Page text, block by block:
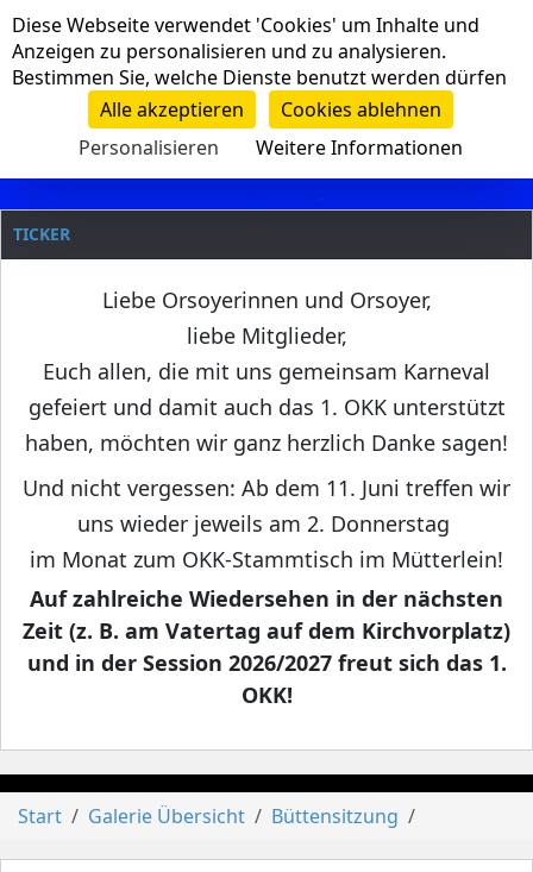
Navigation
Clanname
TICKER
Liebe Orsoyerinnen und Orsoyer,
liebe Mitglieder,
Euch allen, die mit uns gemeinsam Karneval
gefeiert und damit auch das 1. OKK unterstützt
haben, möchten wir ganz herzlich Danke sagen!
Und nicht vergessen: Ab dem 11. Juni treffen wir
uns wieder jeweils am 2. Donnerstag
im Monat zum OKK-Stammtisch im Mütterlein!
Auf zahlreiche Wiedersehen in der nächsten
Zeit (z. B. am Vatertag auf dem Kirchvorplatz)
und in der Session 2026/2027 freut sich das 1.
OKK!
Start Galerie Übersicht Büttensitzung
Cookie-Einstellungen
Diese Webseite verwendet 'Cookies' um Inhalte und
Anzeigen zu personalisieren und zu analysieren.
Bestimmen Sie, welche Dienste benutzt werden dürfen
Alle akzeptieren
Cookies ablehnen
Personalisieren
Weitere Informationen